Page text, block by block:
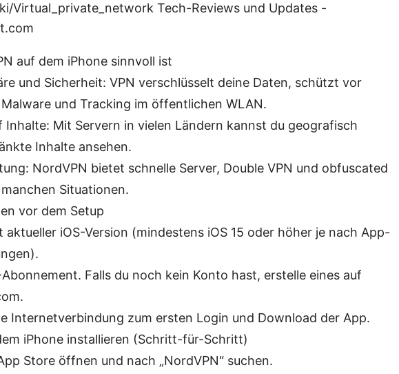
Virtual_private_network Tech-Reviews und Updates -
auf dem iPhone sinnvoll ist
und Sicherheit: VPN verschlüsselt deine Daten, schützt vor
und Tracking im öffentlichen WLAN.
Inhalte: Mit Servern in vielen Ländern kannst du geografisch
Inhalte ansehen.
NordVPN bietet schnelle Server, Double VPN und obfuscated
Situationen.
vor dem Setup
aktueller iOS-Version (mindestens iOS 15 oder höher je nach App-
Falls du noch kein Konto hast, erstelle eines auf
Internetverbindung zum ersten Login und Download der App.
iPhone installieren (Schritt-für-Schritt)
Store öffnen und nach „NordVPN“ suchen.